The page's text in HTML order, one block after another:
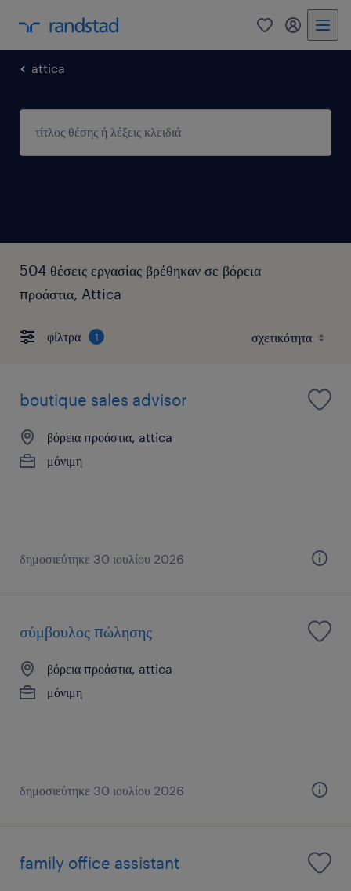
0 my
attica
504 θέσεις εργασίας βρέθηκαν σε βόρεια
προάστια, Attica
φίλτρα 1
boutique sales advisor
βόρεια προάστια, attica
μόνιμη
δημοσιεύτηκε 30 ιουλίου 2026
σύμβουλος πώλησης
βόρεια προάστια, attica
μόνιμη
δημοσιεύτηκε 30 ιουλίου 2026
family office assistant